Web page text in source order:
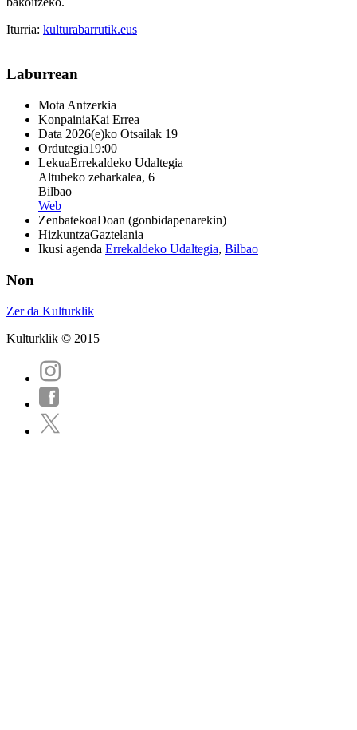
Iturria: kulturabarrutik.eus
Laburrean
Mota Antzerkia
KonpainiaKai Errea
Data 2026(e)ko Otsailak 19
Ordutegia19:00
LekuaErrekaldeko Udaltegia
Altubeko zeharkalea, 6
Bilbao
Web
ZenbatekoaDoan (gonbidapenarekin)
HizkuntzaGaztelania
Ikusi agenda Errekaldeko Udaltegia, Bilbao
Non
Zer da Kulturklik
Kulturklik © 2015